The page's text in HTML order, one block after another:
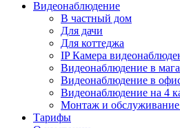
Видеонаблюдение
В частный дом
Для дачи
Для коттеджа
IP Камера
Видеонаблюдение в
Видеонаблюдение в
Видеонаблюдение на 4
Монтаж и
Тарифы